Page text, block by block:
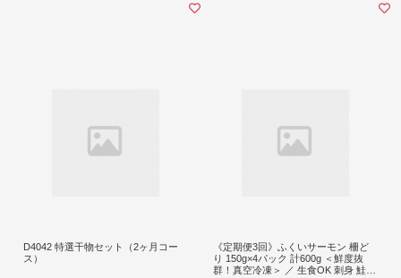
D4042 特選干物セット（2ヶ月コー
ス）
《定期便3回》ふくいサーモン 柵ど
り 150g×4パック 計600g ＜鮮度抜
群！真空冷凍＞ ／ 生食OK 刺身 鮭